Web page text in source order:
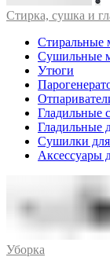
Стирка, сушка и
Сушильные
Утюги
Гладильные
Гладильные
Сушилки для
Аксессуары
Уборка